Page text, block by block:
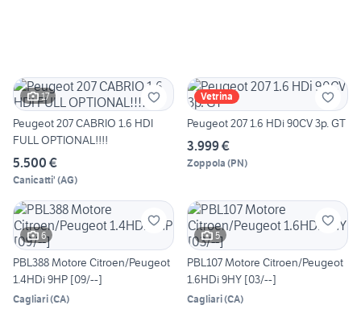
17
Peugeot 207 CABRIO 1.6 HDI
FULL OPTIONAL!!!!
5.500 €
Canicatti' (AG)
Vetrina
Peugeot 207 1.6 HDi 90CV 3p. GT
3.999 €
Zoppola (PN)
6
PBL388 Motore Citroen/Peugeot
1.4HDi 9HP [09/--]
Cagliari(CA)
5
PBL107 Motore Citroen/Peugeot
1.6HDi 9HY [03/--]
Cagliari(CA)